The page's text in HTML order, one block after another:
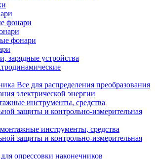
фонари
фонари
зарядные устройства
Все для распределения преобразования
электрической энергии
инструменты, средства
защиты и контрольно-измерительная
инструменты, средства
защиты и контрольно-измерительная
опрессовки наконечников